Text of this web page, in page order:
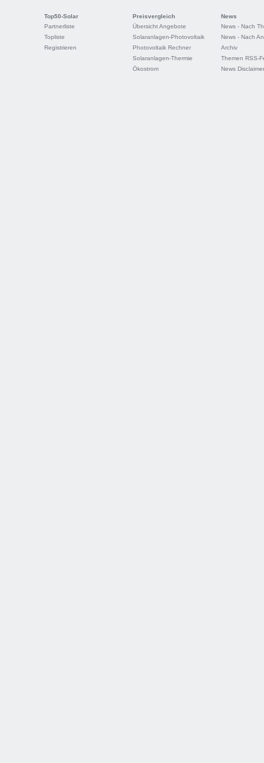
Top50-Solar
Partnerliste
Topliste
Registrieren
Preisvergleich
Übersicht Angebote
Solaranlagen-Photovoltaik
Photovoltaik Rechner
Solaranlagen-Thermie
Ökostrom
News
News - Nach
News - Nach
Archiv
Themen RSS-
News Disclaimer